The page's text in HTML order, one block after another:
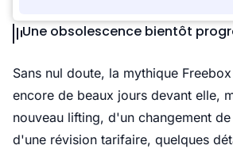
Une obsolescence bientôt
Sans nul doute, la mythique
encore de beaux jours devant elle,
nouveau lifting, d'un changement
d'une révision tarifaire, quelques